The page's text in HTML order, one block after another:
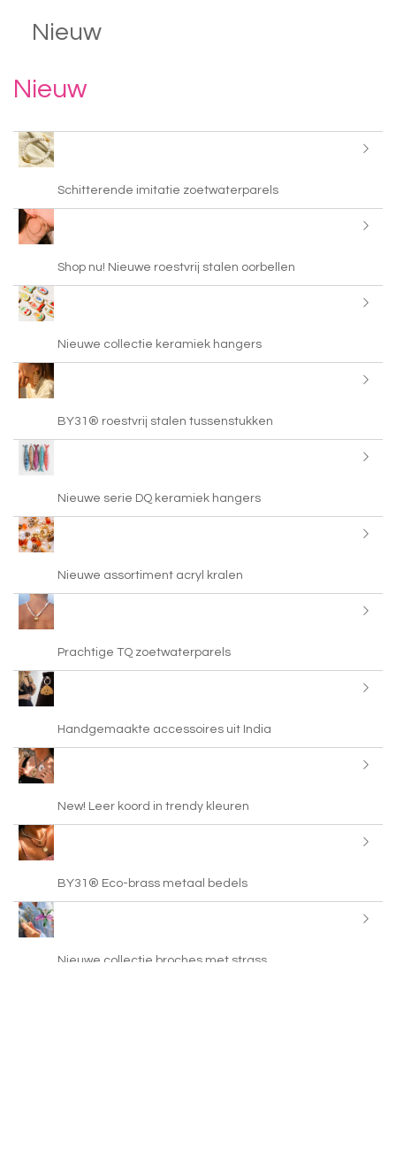
Nieuw
Nieuw
Schitterende imitatie zoetwaterparels
Shop nu! Nieuwe roestvrij stalen oorbellen
Nieuwe collectie keramiek hangers
BY31® roestvrij stalen tussenstukken
Nieuwe serie DQ keramiek hangers
Nieuwe assortiment acryl kralen
Prachtige TQ zoetwaterparels
Handgemaakte accessoires uit India
New! Leer koord in trendy kleuren
BY31® Eco-brass metaal bedels
Nieuwe collectie broches met strass